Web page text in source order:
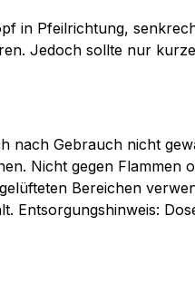
in Pfeilrichtung,
Jedoch sollte nur
nach Gebrauch nicht
Nicht gegen Flammen
Bereichen
Entsorgungshinweis: